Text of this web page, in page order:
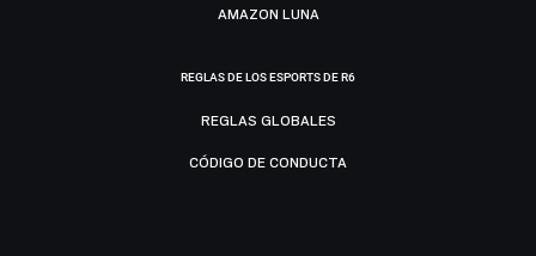
AMAZON LUNA
REGLAS DE LOS ESPORTS DE R6
REGLAS GLOBALES
CÓDIGO DE CONDUCTA